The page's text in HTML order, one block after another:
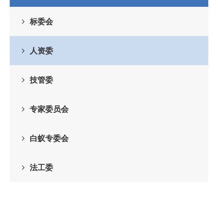
标委会
人资委
技管委
专家委员会
白蚁专委会
法工委